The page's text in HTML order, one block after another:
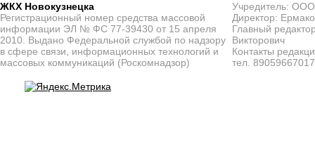
ЖКХ Новокузнецка
Регистрационный номер средства массовой
информации ЭЛ № ФС 77-39430 от 15 апреля
2010. Выдано Федеральной службой по надзору
в сфере связи, информационных технологий и
массовых коммуникаций (Роскомнадзор)
Учредитель:
Директор:
Главный
Викторович
Контакты
тел. 89059667017